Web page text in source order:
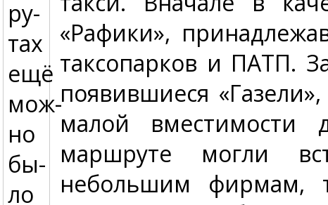
ру­
тах
ещё
мож­
но
бы­
ло
«Рафики»,
таксопарков и ПАТП.
появившиеся
малой вместимости
маршруте могли
небольшим фирмам,